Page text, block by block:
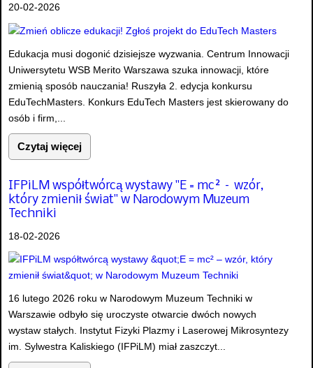
20-02-2026
Edukacja musi dogonić dzisiejsze wyzwania. Centrum Innowacji
Uniwersytetu WSB Merito Warszawa szuka innowacji, które
zmienią sposób nauczania! Ruszyła 2. edycja konkursu
EduTechMasters. Konkurs EduTech Masters jest skierowany do
osób i firm,...
Czytaj więcej
IFPiLM współtwórcą wystawy "E = mc² – wzór,
który zmienił świat" w Narodowym Muzeum
Techniki
18-02-2026
16 lutego 2026 roku w Narodowym Muzeum Techniki w
Warszawie odbyło się uroczyste otwarcie dwóch nowych
wystaw stałych. Instytut Fizyki Plazmy i Laserowej Mikrosyntezy
im. Sylwestra Kaliskiego (IFPiLM) miał zaszczyt...